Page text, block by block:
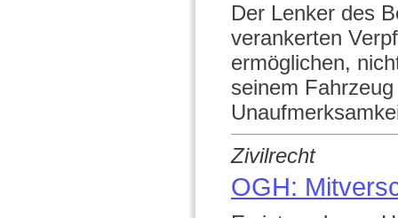
Der Lenker des
verankerten
ermöglichen,
seinem
Zivilrecht
OGH: